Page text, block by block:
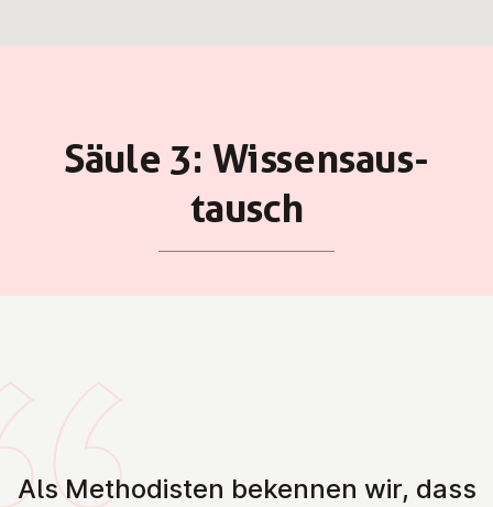
Säule 3: Wis­sens­aus­
tausch
Als Methodisten bekennen wir, dass